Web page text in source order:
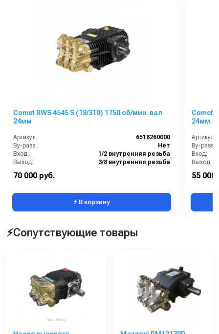
Comet RWS 4545 S (18/310) 1750 об/мин. вал
24мм
Артикул:
6518260000
By-pass:
Нет
Вход:
1/2 внутренняя резьба
Выход:
3/8 внутренняя резьба
70 000 руб.
⚡ В корзину
Comet
24мм
Артикул:
By-pass:
Вход:
Выход:
55 000
⚡Сопутствующие товары